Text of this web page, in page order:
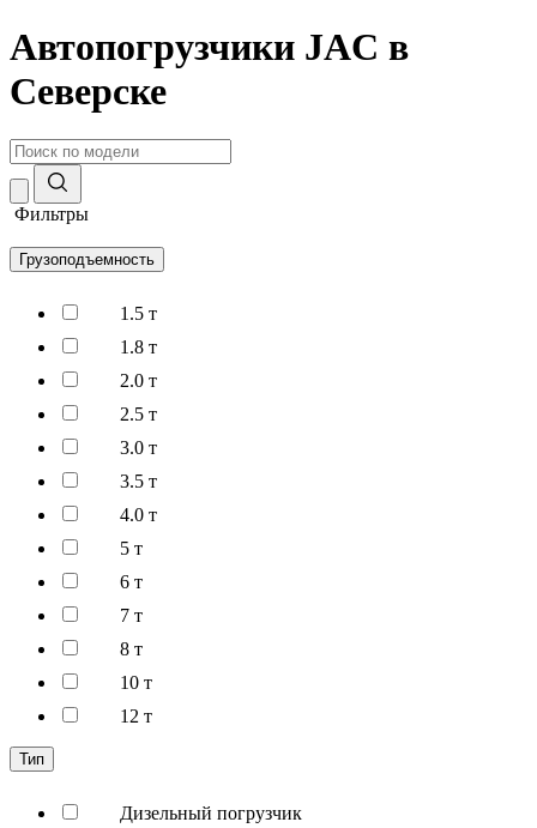
Автопогрузчики JAC в
Северске
Фильтры
Грузоподъемность
1.5 т
1.8 т
2.0 т
2.5 т
3.0 т
3.5 т
4.0 т
5 т
6 т
7 т
8 т
10 т
12 т
Тип
Дизельный погрузчик